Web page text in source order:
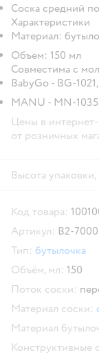
Соска средний
Характеристики
Материал:
Объем: 150 мл
Cовместима с
BabyGo - BG-
MANU - MN-
Цены в интернет-
от розничных
Высота упаковки,
Код товара:
Артикул: B2-7000
Тип: бутылочка
Объём, мл: 150
Поток соски:
Материал соски:
Материал
Конструктивные